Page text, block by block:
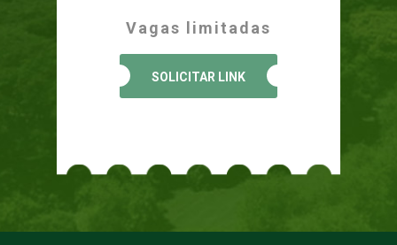
Vagas limitadas
SOLICITAR LINK